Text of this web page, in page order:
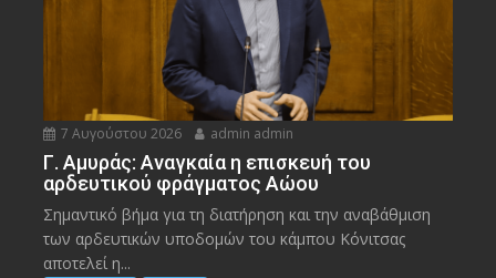
7 Αυγούστου 2026 admin admin
Γ. Αμυράς: Αναγκαία η επισκευή του
αρδευτικού φράγματος Αώου
Σημαντικό βήμα για τη διατήρηση και την αναβάθμιση
των αρδευτικών υποδομών του κάμπου Κόνιτσας
αποτελεί η...